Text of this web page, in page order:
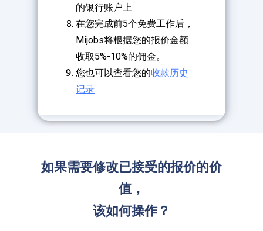
的银行账户上
在您完成前5个免费工作后，
Mijobs将根据您的报价金额
收取5%-10%的佣金。
您也可以查看您的收款历史
记录
如果需要修改已接受的报价的价
值，
该如何操作？